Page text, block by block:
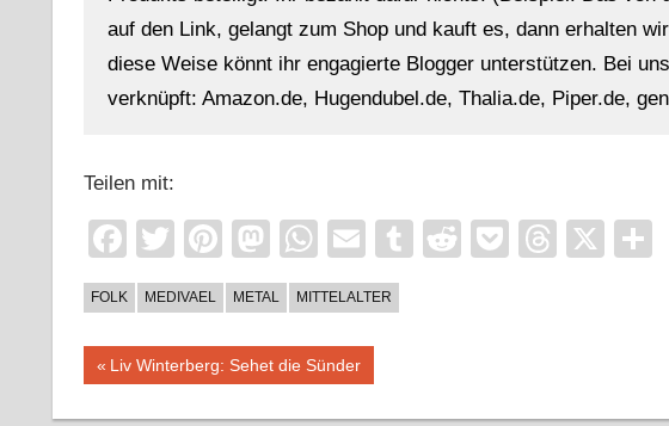
auf den Link, gelangt zum Shop und kauft es, dann erhalten
diese Weise könnt ihr engagierte Blogger unterstützen. Bei
verknüpft: Amazon.de, Hugendubel.de, Thalia.de, Piper.de,
Teilen mit:
Facebook
TwitterPinterest
Mastodon
WhatsApp
EmailTumblr
RedditPocketX
FOLK MEDIVAEL METAL MITTELALTER
Beitragsnavigation
Vorheriger
Liv Winterberg: Sehet die Sünder